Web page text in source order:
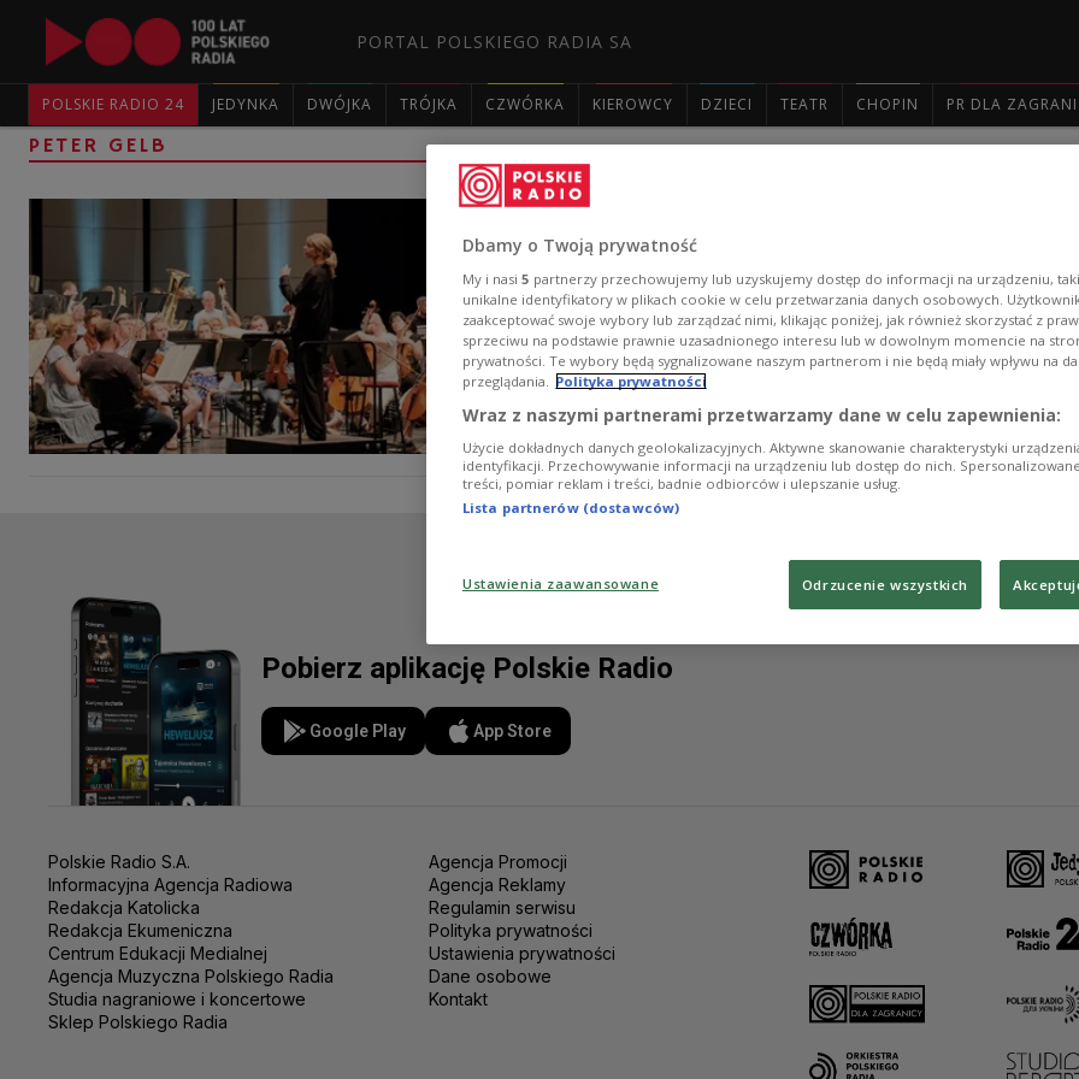
PORTAL POLSKIEGO RADIA SA
POLSKIE RADIO 24 JEDYNKA DWÓJKA TRÓJKA CZWÓRKA KIEROWCY DZIECI TEATR CHOPIN PR DLA
PETER GELB
Ukrainian Freedom Orchestra.
artystycznym"
- To tournée ma światowe pokrycie medialne.
nadanie telewizyjne - albo żadnego. Tu mamy trzy
widzenia celu, jakiemu służy powołanie tej orkiestry -
w Nowym Jorku, współorganizator Ukraińskiej
Zobacz więcej na temat: KULTURA Andrzej
Waldemar Dąbrowski metropolitan opera Teatr Wielki -
Pobierz aplikację Polskie Radio
Google Play App Store
Polskie Radio S.A.
Informacyjna Agencja Radiowa
Redakcja Katolicka
Redakcja Ekumeniczna
Centrum Edukacji Medialnej
Agencja Muzyczna Polskiego Radia
Studia nagraniowe i koncertowe
Sklep Polskiego Radia
Agencja Promocji
Agencja Reklamy
Regulamin serwisu
Polityka prywatności
Ustawienia prywatności
Dane osobowe
Kontakt
Dbamy o Twoją prywatność
My i nasi 5 partnerzy przechowujemy lub uzyskujemy dostęp do informacji na urządzeniu,
unikalne identyfikatory w plikach cookie w celu przetwarzania danych osobowych.
zaakceptować swoje wybory lub zarządzać nimi, klikając poniżej, jak również skorzystać z
sprzeciwu na podstawie prawnie uzasadnionego interesu lub w dowolnym momencie na
prywatności. Te wybory będą sygnalizowane naszym partnerom i nie będą miały wpływu na
przeglądania. Polityka prywatności
Wraz z naszymi partnerami przetwarzamy dane w celu zapewnienia:
Użycie dokładnych danych geolokalizacyjnych. Aktywne skanowanie charakterystyki
identyfikacji. Przechowywanie informacji na urządzeniu lub dostęp do nich.
treści, pomiar reklam i treści, badnie odbiorców i ulepszanie usług.
Lista partnerów (dostawców)
Ustawienia zaawansowane Odrzucenie wszystkich